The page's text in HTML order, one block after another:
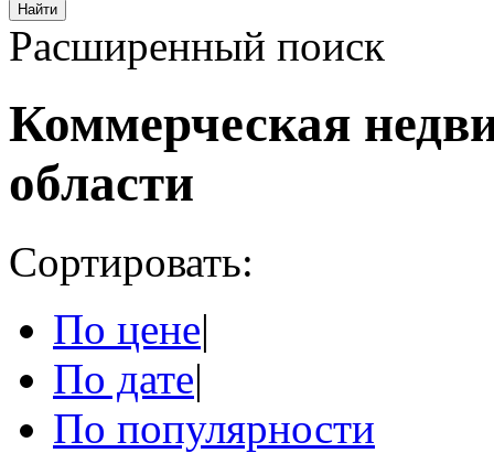
Найти
Расширенный поиск
Коммерческая
области
Сортировать:
По цене|
По дате|
По популярности